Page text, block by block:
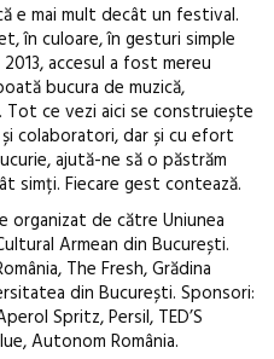
e mai mult decât un festival.
în culoare, în gesturi simple
accesul a fost mereu
bucura de muzică,
ce vezi aici se construiește
colaboratori, dar și cu efort
ajută-ne să o păstrăm
Fiecare gest contează.
organizat de către Uniunea
Armean din București.
The Fresh, Grădina
din București. Sponsori:
Spritz, Persil, TED’S
Autonom România.